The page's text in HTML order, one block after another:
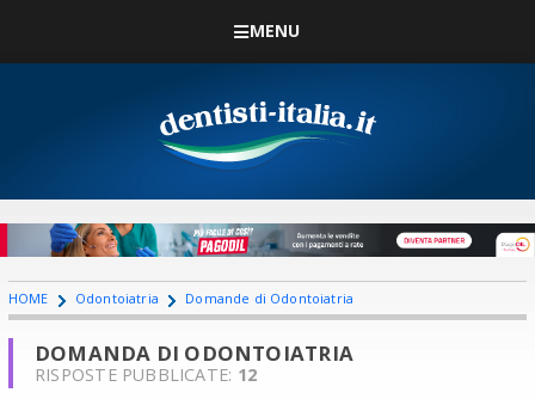
MENU
HOME Odontoiatria Domande di Odontoiatria
DOMANDA DI ODONTOIATRIA
RISPOSTE PUBBLICATE: 12